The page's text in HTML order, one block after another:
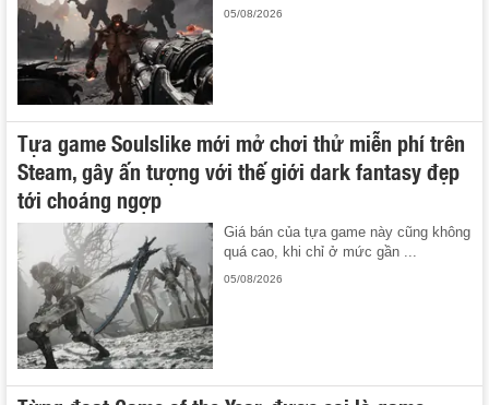
05/08/2026
Tựa game Soulslike mới mở chơi thử miễn phí trên
Steam, gây ấn tượng với thế giới dark fantasy đẹp
tới choáng ngợp
Giá bán của tựa game này cũng không
quá cao, khi chỉ ở mức gần ...
05/08/2026